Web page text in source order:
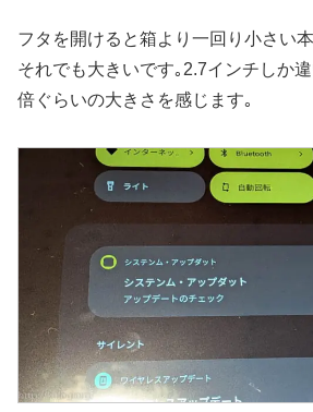
フタを開けると箱より一回り小さい
それでも大きいです｡2.7インチしか
倍ぐらいの大きさを感じます｡